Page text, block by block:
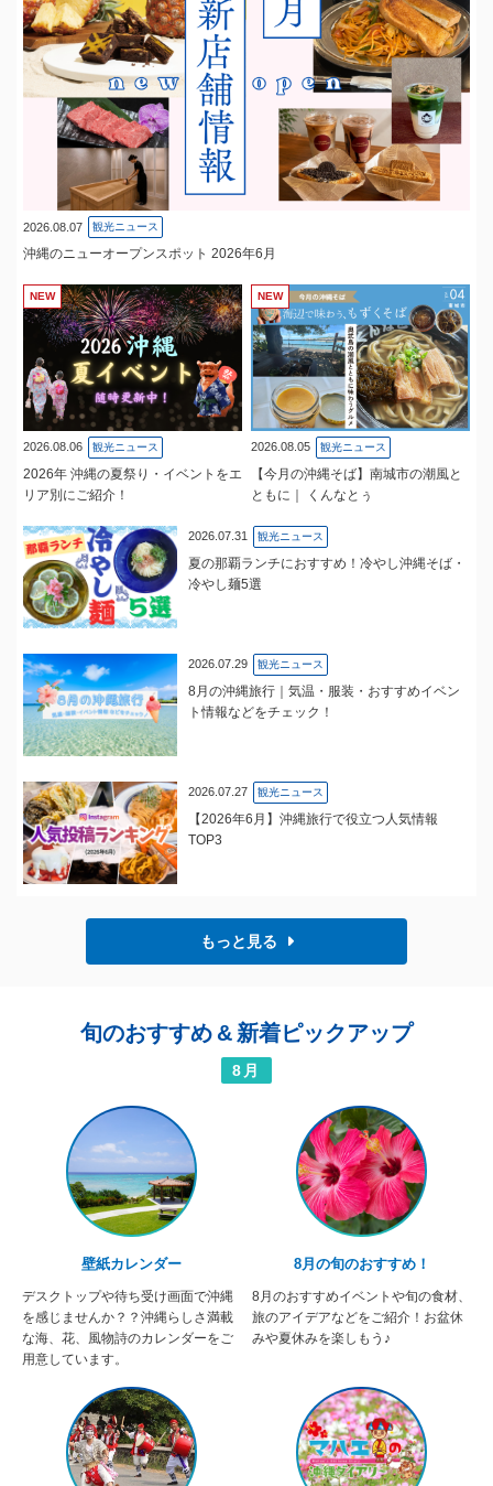
2026.08.07 観光ニュース
沖縄のニューオープンスポット 2026年6月
NEW
2026.08.06 観光ニュース
2026年 沖縄の夏祭り・イベントをエ
リア別にご紹介！
NEW
2026.08.05 観光ニュース
【今月の沖縄そば】南城市の潮風と
ともに｜ くんなとぅ
2026.07.31 観光ニュース
夏の那覇ランチにおすすめ！冷やし沖縄そば・
冷やし麺5選
2026.07.29 観光ニュース
8月の沖縄旅行｜気温・服装・おすすめイベン
ト情報などをチェック！
2026.07.27 観光ニュース
【2026年6月】沖縄旅行で役立つ人気情報
TOP3
もっと見る
旬のおすすめ & 新着ピックアップ
8月
壁紙カレンダー
デスクトップや待ち受け画面で沖縄
を感じませんか？？沖縄らしさ満載
な海、花、風物詩のカレンダーをご
用意しています。
8月の旬のおすすめ！
8月のおすすめイベントや旬の食材、
旅のアイデアなどをご紹介！お盆休
みや夏休みを楽しもう♪